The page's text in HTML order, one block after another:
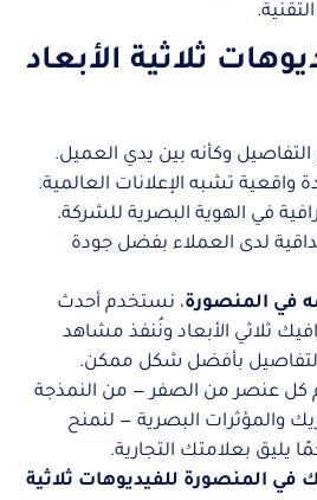
ثلاثية الأبعاد
التفاصيل وكأنه بين يدي العميل.
تشبه الإعلانات العالمية.
في الهوية البصرية للشركة.
لدى العملاء بفضل جودة
في المنصورة، نستخدم أحدث
ثلاثي الأبعاد ونُنفذ مشاهد
التفاصيل بأفضل شكل ممكن.
عنصر من الصفر — من النمذجة
والمؤثرات البصرية — لنمنح
يليق بعلامتك التجارية.
المنصورة للفيديوهات ثلاثية